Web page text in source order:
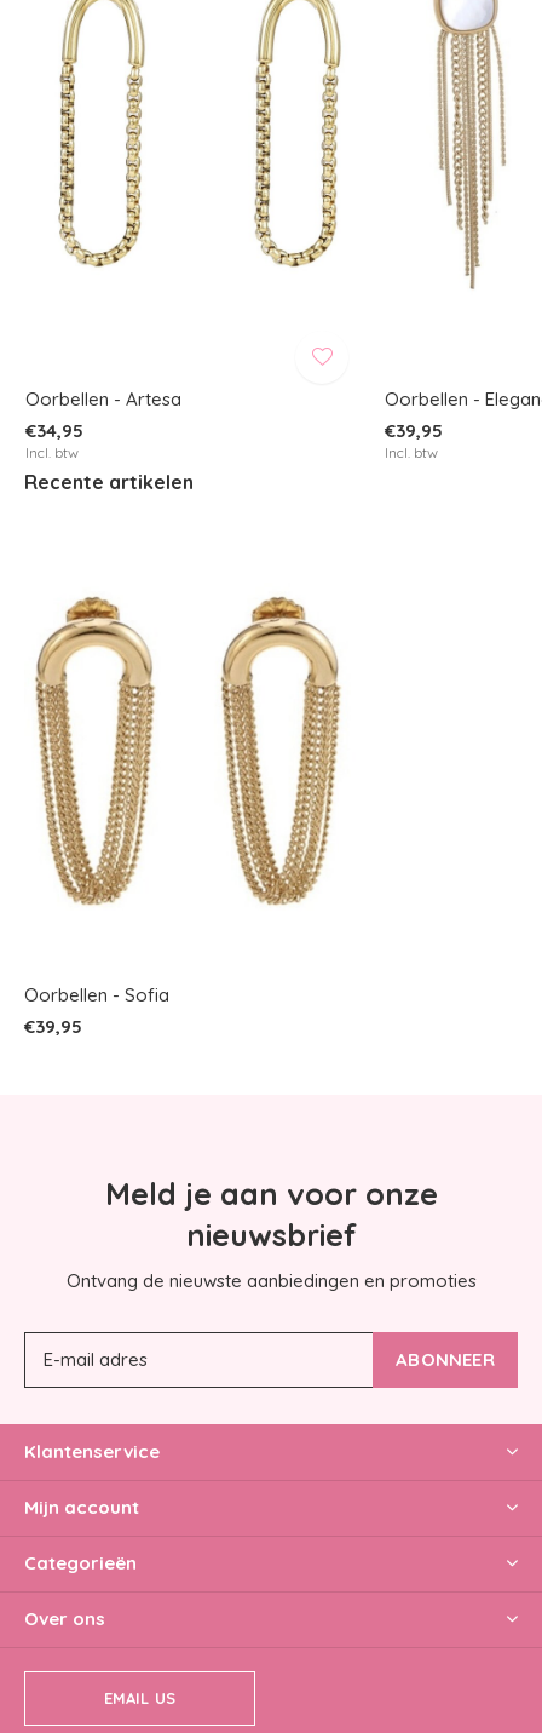
Oorbellen - Artesa
€34,95
Incl. btw
Oorbellen -
€39,95
Incl. btw
Recente artikelen
Oorbellen - Sofia
€39,95
Meld je aan voor onze
nieuwsbrief
Ontvang de nieuwste aanbiedingen en promoties
ABONNEER
Klantenservice
Mijn account
Categorieën
Over ons
EMAIL US